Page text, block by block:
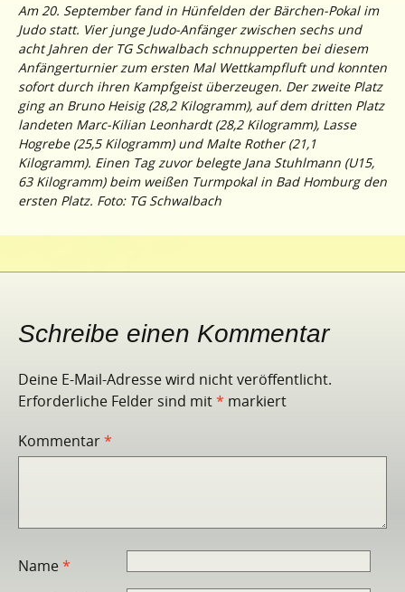
Am 20. September fand in Hünfelden der Bärchen-Pokal im
Judo statt. Vier junge Judo-Anfänger zwischen sechs und
acht Jahren der TG Schwalbach schnupperten bei diesem
Anfängerturnier zum ersten Mal Wettkampfluft und konnten
sofort durch ihren Kampfgeist überzeugen. Der zweite Platz
ging an Bruno Heisig (28,2 Kilogramm), auf dem dritten Platz
landeten Marc-Kilian Leonhardt (28,2 Kilogramm), Lasse
Hogrebe (25,5 Kilogramm) und Malte Rother (21,1
Kilogramm). Einen Tag zuvor belegte Jana Stuhlmann (U15,
63 Kilogramm) beim weißen Turmpokal in Bad Homburg den
ersten Platz. Foto: TG Schwalbach
Schreibe einen Kommentar
Deine E-Mail-Adresse wird nicht veröffentlicht.
Erforderliche Felder sind mit* markiert
Kommentar*
Name*